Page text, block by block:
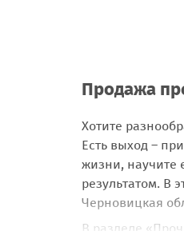
Продажа
Хотите
Есть выход –
жизни, научите
результатом. В
Черновицкая